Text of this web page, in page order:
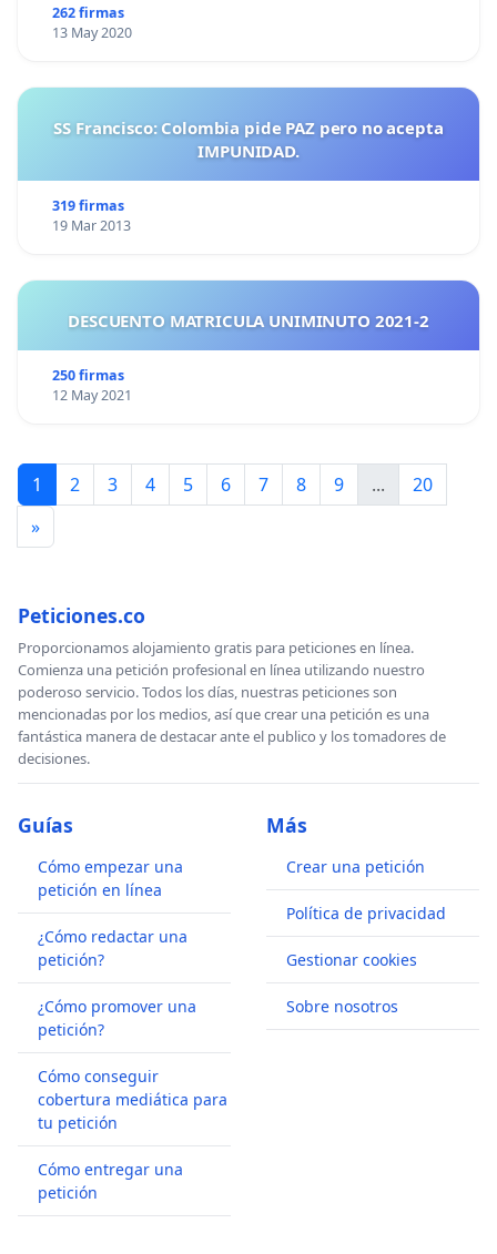
262 firmas
13 May 2020
SS Francisco: Colombia pide PAZ pero no acepta
IMPUNIDAD.
319 firmas
19 Mar 2013
DESCUENTO MATRICULA UNIMINUTO 2021-2
250 firmas
12 May 2021
1 2 3 4 5 6 7 8 9 ...
20
»
Peticiones.co
Proporcionamos alojamiento gratis para peticiones en línea.
Comienza una petición profesional en línea utilizando nuestro
poderoso servicio. Todos los días, nuestras peticiones son
mencionadas por los medios, así que crear una petición es una
fantástica manera de destacar ante el publico y los tomadores de
decisiones.
Guías
Cómo empezar una
petición en línea
¿Cómo redactar una
petición?
¿Cómo promover una
petición?
Cómo conseguir
cobertura mediática para
tu petición
Cómo entregar una
petición
Más
Crear una petición
Política de privacidad
Gestionar cookies
Sobre nosotros